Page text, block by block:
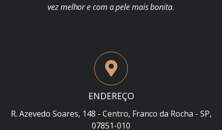
vez melhor e com a pele mais bonita.
ENDEREÇO
R. Azevedo Soares, 148 - Centro, Franco da Rocha - SP,
07851-010